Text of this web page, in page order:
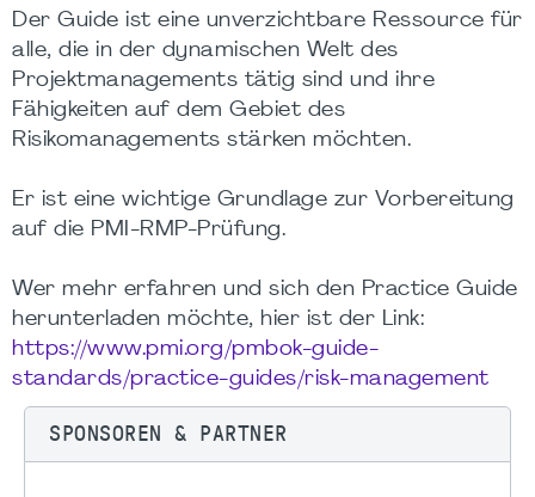
Der Guide ist eine unverzichtbare Ressource für
alle, die in der dynamischen Welt des
Projektmanagements tätig sind und ihre
Fähigkeiten auf dem Gebiet des
Risikomanagements stärken möchten.
Er ist eine wichtige Grundlage zur Vorbereitung
auf die PMI-RMP-Prüfung.
Wer mehr erfahren und sich den Practice Guide
herunterladen möchte, hier ist der Link:
https://www.pmi.org/pmbok-guide-
standards/practice-guides/risk-management
SPONSOREN & PARTNER